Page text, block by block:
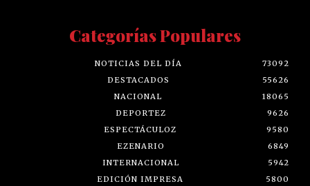
Categorías Populares
NOTICIAS DEL DÍA
73092
DESTACADOS
55626
NACIONAL
18065
DEPORTEZ
9626
ESPECTÁCULOZ
9580
EZENARIO
6849
INTERNACIONAL
5942
EDICIÓN IMPRESA
5800